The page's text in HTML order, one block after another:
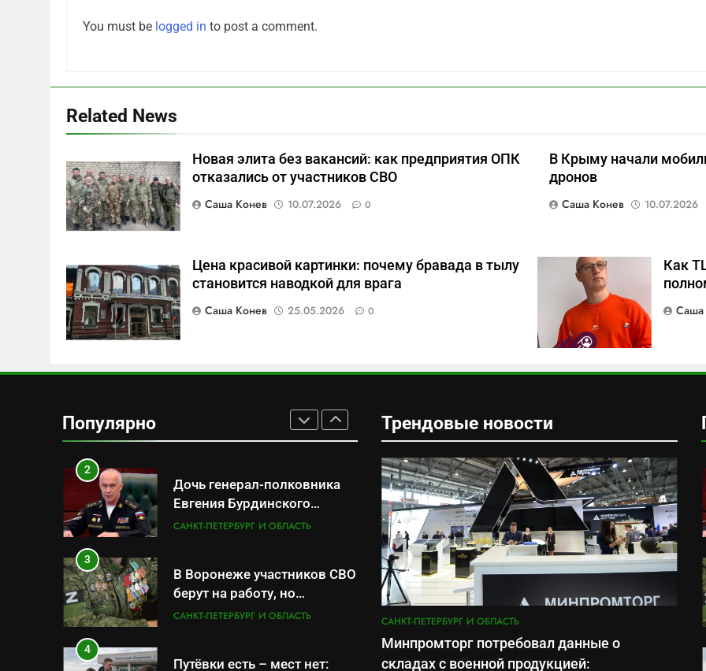
You must be logged in to post a comment.
Related News
Новая элита без вакансий: как предприятия ОПК
отказались от участников СВО
Саша Конев
10.07.2026 0
В Крыму начали
дронов
Саша Конев
10.07.2026
Цена красивой картинки: почему бравада в тылу
становится наводкой для врага
Саша Конев
25.05.2026 0
Как
Саша
Популярно
5
Что происходит в
«для защиты Отечества»
6
«500-тонный беспилотник»
Что скрывает российский
ВМФ
САНКТ-ПЕТЕРБУРГ И ОБЛАСТЬ
7
Перезагрузка в Удмуртии:
Отставка Бречалова как
провалов и уязвимости
региона
8
Зачистка неба: Силовой
передел авиаотрасли
данные о складах с
военной продукцией:
2
Дочь генерал-полковника
Евгения Бурдинского
оказывает платные услуги
САНКТ-ПЕТЕРБУРГ И ОБЛАСТЬ
3
В Воронеже участников СВО
берут на работу, но
удержаться удаётся не всем
САНКТ-ПЕТЕРБУРГ И ОБЛАСТЬ
4
Путёвки есть – мест нет:
Трендовые новости
САНКТ-ПЕТЕРБУРГ И ОБЛАСТЬ
Минпромторг потребовал данные о
складах с военной продукцией: